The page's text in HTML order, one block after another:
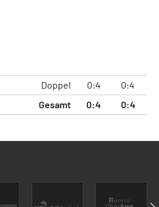
Doppel 0:4 0:4
Gesamt
0:4 0:4